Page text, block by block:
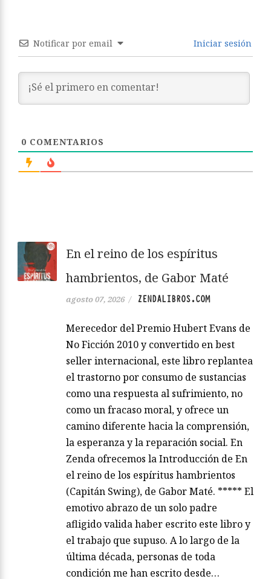
Notificar por email Iniciar sesión
0 COMENTARIOS
En el reino de los espíritus
hambrientos, de Gabor Maté
agosto 07, 2026 / ZENDALIBROS.COM
Merecedor del Premio Hubert Evans de
No Ficción 2010 y convertido en best
seller internacional, este libro replantea
el trastorno por consumo de sustancias
como una respuesta al sufrimiento, no
como un fracaso moral, y ofrece un
camino diferente hacia la comprensión,
la esperanza y la reparación social. En
Zenda ofrecemos la Introducción de En
el reino de los espíritus hambrientos
(Capitán Swing), de Gabor Maté. ***** El
emotivo abrazo de un solo padre
afligido valida haber escrito este libro y
el trabajo que supuso. A lo largo de la
última década, personas de toda
condición me han escrito desde…